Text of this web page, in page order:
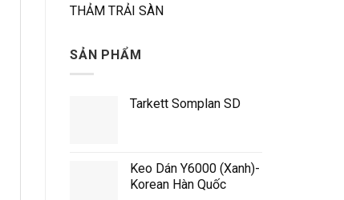
THẢM TRẢI SÀN
SẢN PHẨM
Tarkett Somplan SD
Keo Dán Y6000 (Xanh)-
Korean Hàn Quốc